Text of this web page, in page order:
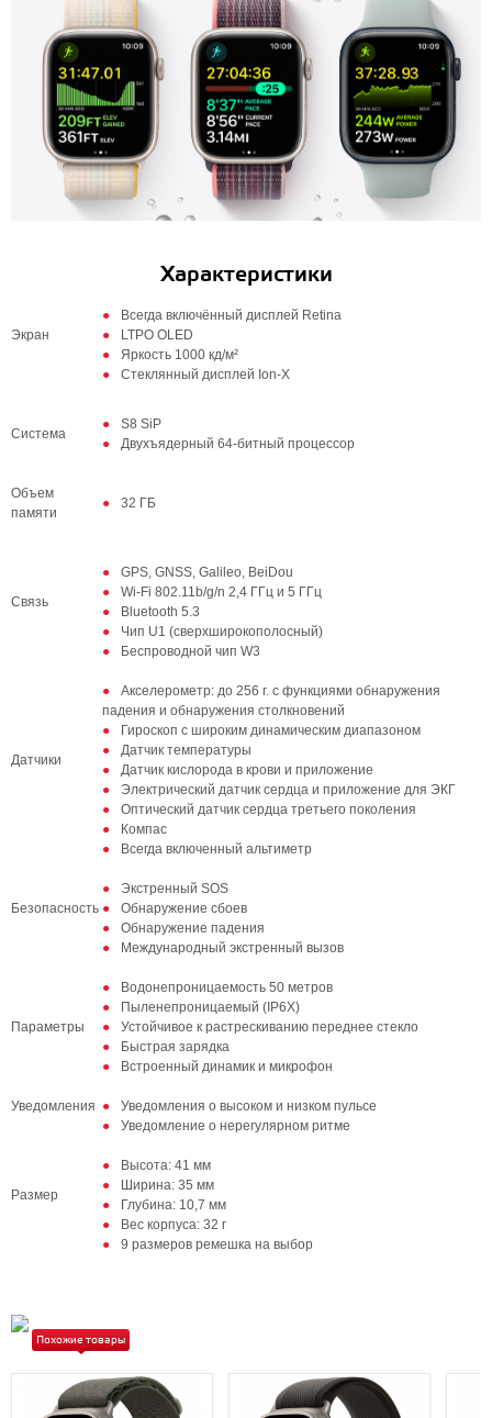
Характеристики
Экран
Всегда включённый дисплей Retina
LTPO OLED
Яркость 1000 кд/м²
Стеклянный дисплей Ion-X
Система
S8 SiP
Двухъядерный 64‑битный процессор
Объем
памяти
32 ГБ
Связь
GPS, GNSS, Galileo, BeiDou
Wi-Fi 802.11b/g/n 2,4 ГГц и 5 ГГц
Bluetooth 5.3
Чип U1 (сверхширокополосный)
Беспроводной чип W3
Датчики
Акселерометр: до 256 г. с функциями обнаружения
падения и обнаружения столкновений
Гироскоп с широким динамическим диапазоном
Датчик температуры
Датчик кислорода в крови и приложение
Электрический датчик сердца и приложение для ЭКГ
Оптический датчик сердца третьего поколения
Компас
Всегда включенный альтиметр
Безопасность
Экстренный SOS
Обнаружение сбоев
Обнаружение падения
Международный экстренный вызов
Параметры
Водонепроницаемость 50 метров
Пыленепроницаемый (IP6X)
Устойчивое к растрескиванию переднее стекло
Быстрая зарядка
Встроенный динамик и микрофон
Уведомления
Уведомления о высоком и низком пульсе
Уведомление о нерегулярном ритме
Размер
Высота: 41 мм
Ширина: 35 мм
Глубина: 10,7 мм
Вес корпуса: 32 г
9 размеров ремешка на выбор
Похожие товары